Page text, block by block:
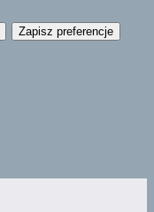
Zapisz preferencje